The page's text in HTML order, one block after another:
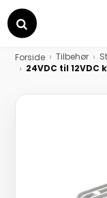
Søg
Forside Tilbehør
24VDC til